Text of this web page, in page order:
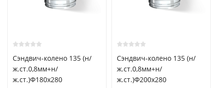
Сэндвич-колено 135 (н/
ж.ст.0,8мм+н/
ж.ст.)Ф180х280
Сэндвич-колено 135 (н/
ж.ст.0,8мм+н/
ж.ст.)Ф200х280